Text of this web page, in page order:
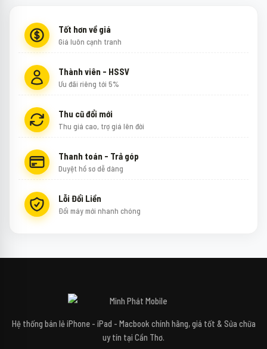
✕
Tốt hơn về giá
Giá luôn cạnh tranh
Thành viên - HSSV
Ưu đãi riêng tới 5%
Thu cũ đổi mới
Thu giá cao, trợ giá lên đời
Thanh toán - Trả góp
Duyệt hồ sơ dễ dàng
Lỗi Đổi Liền
Đổi máy mới nhanh chóng
Hệ thống bán lẻ iPhone - iPad - Macbook chính hãng, giá tốt & Sửa chữa
uy tín tại Cần Thơ.